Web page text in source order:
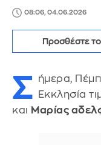
08:06, 04.06.2026
Προσθέστε
Σ ήμερα,
Εκκλησία
και Μαρίας